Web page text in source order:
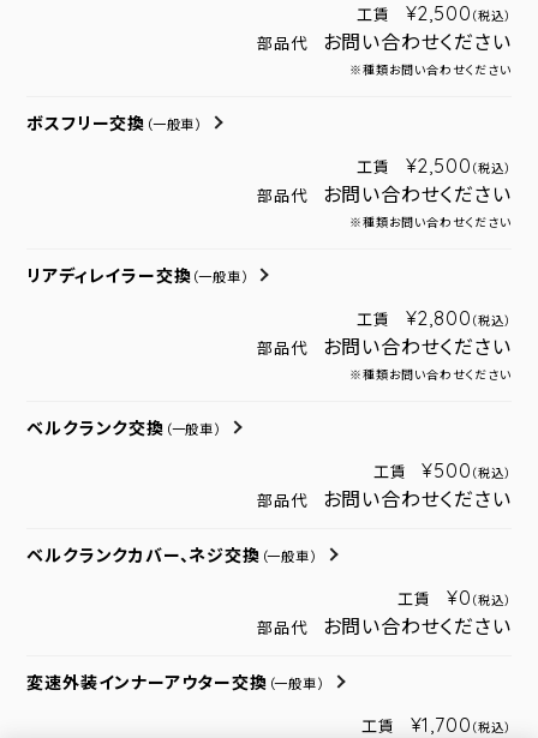
工賃 ¥2,500 （税込）
部品代 お問い合わせください
※種類お問い合わせください
ボスフリー交換 （一般車）
工賃 ¥2,500 （税込）
部品代 お問い合わせください
※種類お問い合わせください
リアディレイラー交換 （一般車）
工賃 ¥2,800 （税込）
部品代 お問い合わせください
※種類お問い合わせください
ベルクランク交換 （一般車）
工賃 ¥500 （税込）
部品代 お問い合わせください
ベルクランクカバー、ネジ交換 （一般車）
工賃 ¥0 （税込）
部品代 お問い合わせください
変速外装インナーアウター交換 （一般車）
工賃 ¥1,700 （税込）